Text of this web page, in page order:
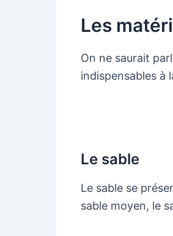
Les
On ne saurait
indispensables à
Le sable
Le sable se
sable moyen, le